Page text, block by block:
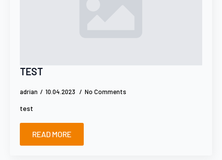
TEST
adrian 10.04.2023 No Comments
test
READ MORE